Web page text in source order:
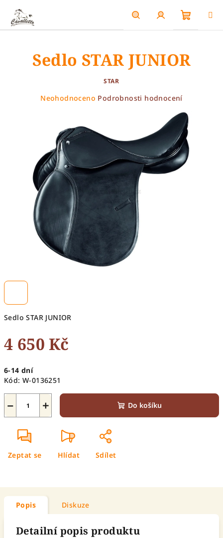
obsah
HledatPřihlášení
košík
Sedlo STAR JUNIOR
4 650 Kč
cena:
6-14 dní
Kód: W-0136251
+
− Do košíku
Zeptat se Hlídat Sdílet
Sedlo STAR JUNIOR
STAR
Průměrné
5
hvězdiček.
Neohodnoceno Podrobnosti hodnocení
Popis Diskuze
Detailní popis produktu